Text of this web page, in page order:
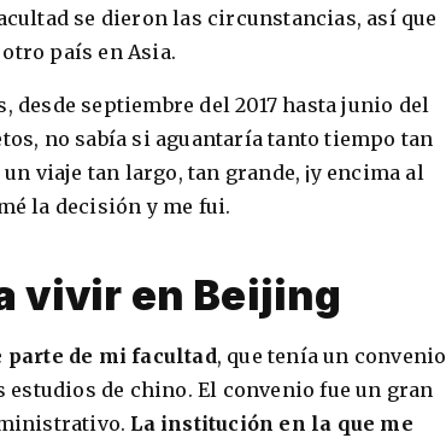
se dieron las circunstancias, así que
país en Asia.
desde septiembre del 2017 hasta junio del
no sabía si aguantaría tanto tiempo tan
viaje tan largo, tan grande, ¡y encima al
la decisión y me fui.
vivir en Beijing
parte de mi facultad, que tenía un convenio
de chino. El convenio fue un gran
La institución en la que me